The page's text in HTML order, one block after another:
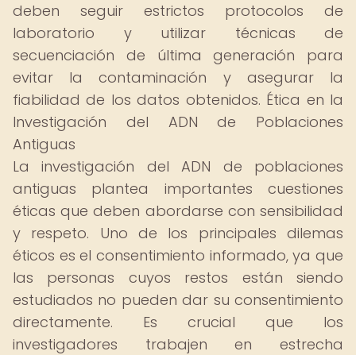
deben seguir estrictos protocolos de
laboratorio y utilizar técnicas de
secuenciación de última generación para
evitar la contaminación y asegurar la
fiabilidad de los datos obtenidos. Ética en la
Investigación del ADN de Poblaciones
Antiguas
La investigación del ADN de poblaciones
antiguas plantea importantes cuestiones
éticas que deben abordarse con sensibilidad
y respeto. Uno de los principales dilemas
éticos es el consentimiento informado, ya que
las personas cuyos restos están siendo
estudiados no pueden dar su consentimiento
directamente. Es crucial que los
investigadores trabajen en estrecha